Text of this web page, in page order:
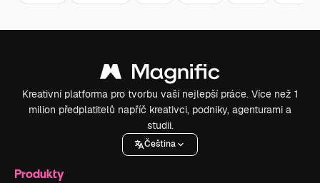
Kreativní platforma pro tvorbu vaší nejlepší práce. Více než 1
milion předplatitelů napříč kreativci, podniky, agenturami a
studii.
Čeština
Produkty